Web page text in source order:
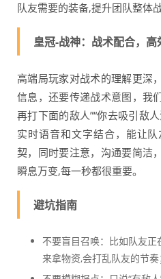
队友需要的装备,提升团队整体战
皇冠-战神：战术配合，高
高端局玩家对战术的理解更深
信息，还要传递战术意图，我
再打下面的敌人”“你去吸引敌
实时语音和文字结合，能让
契，同时要注意，沟通要简洁
瞬息万变,每一秒都很重要。
避坑指南
不要盲目召唤：比如队友
来拿物资,会打乱队友的节奏